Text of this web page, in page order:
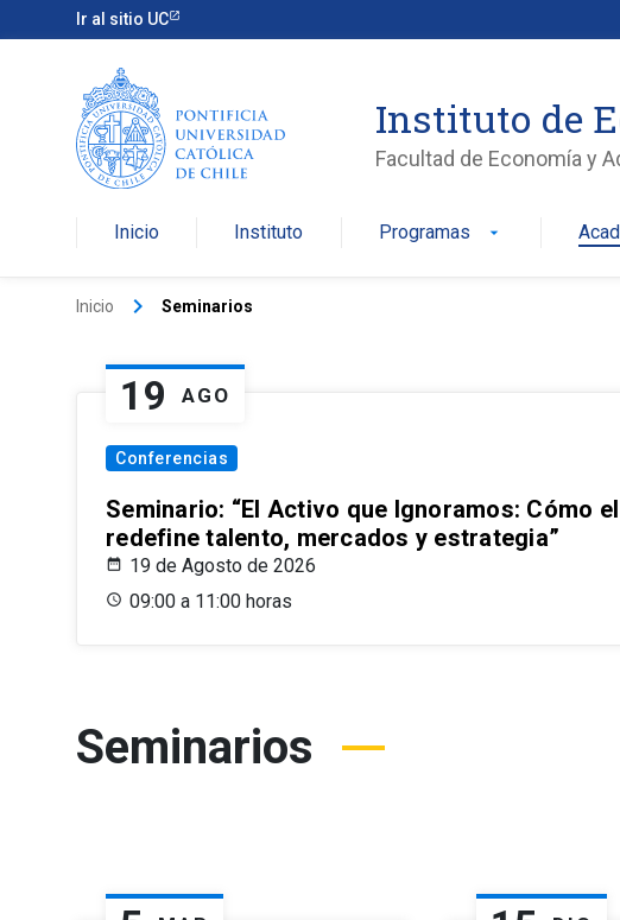
Ir al sitio UC
Instituto de
Facultad de Economía y
Inicio Instituto Programas arrow_drop_down
Inicio keyboard_arrow_right Seminarios
19 AGO
Conferencias
Seminario: “El Activo que Ignoramos: Cómo
redefine talento, mercados y estrategia”
19 de Agosto de 2026
09:00 a 11:00 horas
Seminarios